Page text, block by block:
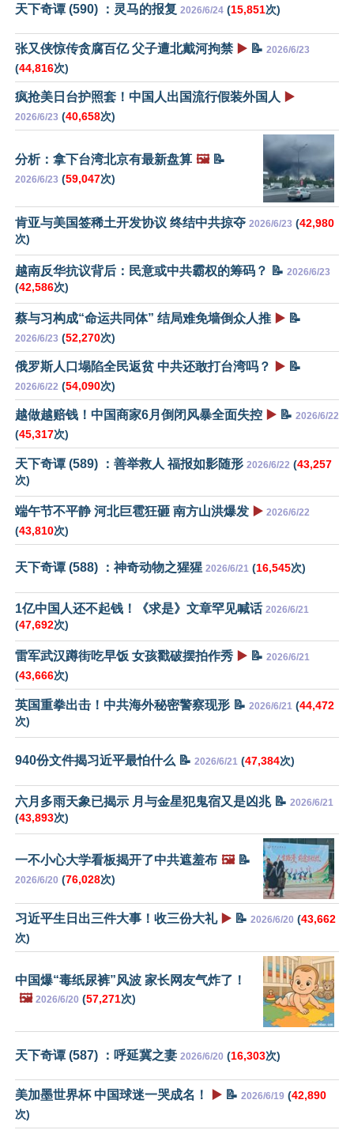
天下奇谭 (590) ：灵马的报复 2026/6/24 (15,851次)
张又侠惊传贪腐百亿 父子遭北戴河拘禁 ▶️ 📝 2026/6/23
(44,816次)
疯抢美日台护照套！中国人出国流行假装外国人 ▶️
2026/6/23 (40,658次)
分析：拿下台湾北京有最新盘算 🖼️📝
2026/6/23 (59,047次)
肯亚与美国签稀土开发协议 终结中共掠夺 2026/6/23 (42,980
次)
越南反华抗议背后：民意或中共霸权的筹码？ 📝 2026/6/23
(42,586次)
蔡与习构成“命运共同体” 结局难免墙倒众人推 ▶️ 📝
2026/6/23 (52,270次)
俄罗斯人口塌陷全民返贫 中共还敢打台湾吗？ ▶️ 📝
2026/6/22 (54,090次)
越做越赔钱！中国商家6月倒闭风暴全面失控 ▶️ 📝 2026/6/22
(45,317次)
天下奇谭 (589) ：善举救人 福报如影随形 2026/6/22 (43,257
次)
端午节不平静 河北巨雹狂砸 南方山洪爆发 ▶️ 2026/6/22
(43,810次)
天下奇谭 (588) ：神奇动物之猩猩 2026/6/21 (16,545次)
1亿中国人还不起钱！《求是》文章罕见喊话 2026/6/21
(47,692次)
雷军武汉蹲街吃早饭 女孩戳破摆拍作秀 ▶️ 📝 2026/6/21
(43,666次)
英国重拳出击！中共海外秘密警察现形 📝 2026/6/21 (44,472
次)
940份文件揭习近平最怕什么 📝 2026/6/21 (47,384次)
六月多雨天象已揭示 月与金星犯鬼宿又是凶兆 📝 2026/6/21
(43,893次)
一不小心大学看板揭开了中共遮羞布 🖼️📝
2026/6/20 (76,028次)
习近平生日出三件大事！收三份大礼 ▶️ 📝 2026/6/20 (43,662
次)
中国爆“毒纸尿裤”风波 家长网友气炸了！
🖼️ 2026/6/20 (57,271次)
天下奇谭 (587) ：呼延冀之妻 2026/6/20 (16,303次)
美加墨世界杯 中国球迷一哭成名！ ▶️ 📝 2026/6/19 (42,890
次)